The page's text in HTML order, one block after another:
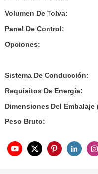
Volumen De Tolva:
Panel De Control:
Opciones:
Sistema De Conducción:
Requisitos De Energía:
Dimensiones Del Embalaje
Peso Bruto: